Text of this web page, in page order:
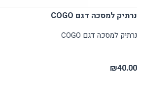
נרתיק למסכה דגם COGO
נרתיק למסכה דגם COGO
₪40.00